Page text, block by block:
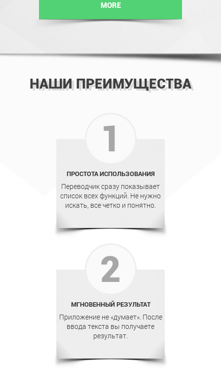
MORE
НАШИ ПРЕИМУЩЕСТВА
1
ПРОСТОТА ИСПОЛЬЗОВАНИЯ
Переводчик сразу показывает
список всех функций. Не нужно
искать, все четко и понятно.
2
МГНОВЕННЫЙ РЕЗУЛЬТАТ
Приложение не «думает». После
ввода текста вы получаете
результат.